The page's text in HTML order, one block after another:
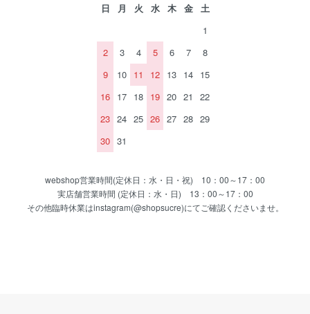
日 月 火 水 木 金
土
1
2
3 4 5 6 7
8
9
10 11 12 13 14 15
16 17 18 19 20 21
22
23 24 25 26 27 28 29
30 31
webshop営業時間(定休日：水・日・祝) 10：00～17：00
実店舗営業時間 (定休日：水・日) 13：00～17：00
その他臨時休業はinstagram(@shopsucre)にてご確認くださいませ。